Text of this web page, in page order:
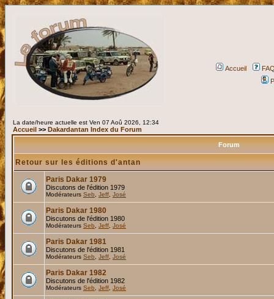
Accueil
La date/heure actuelle est Ven 07 Aoû 2026, 12:34
Accueil >> Dakardantan Index du Forum
Forum
Retour sur les éditions d'antan
Paris Dakar 1979
Discutons de l'édition 1979
Modérateurs Seb Jeff José
Paris Dakar 1980
Discutons de l'édition 1980
Modérateurs Seb Jeff José
Paris Dakar 1981
Discutons de l'édition 1981
Modérateurs Seb Jeff José
Paris Dakar 1982
Discutons de l'édition 1982
Modérateurs Seb Jeff José